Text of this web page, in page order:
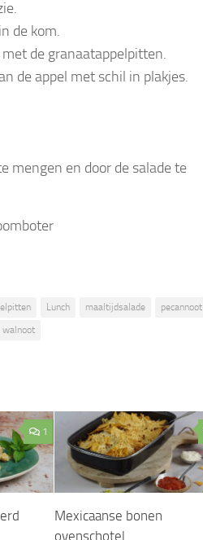
de kom.
de granaatappelpitten.
de appel met schil in plakjes.
mengen en door de salade te
Lunch maaltijdsalade
pecannoot
walnoot
1
Mexicaanse bonen
ovenschotel